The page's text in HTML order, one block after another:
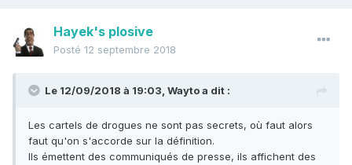
Hayek's plosive
Posté 12 septembre 2018
Le 12/09/2018 à 19:03, Waytoa dit :
Les cartels de drogues ne sont pas secrets, où faut alors
faut qu'on s'accorde sur la définition.
Ils émettent des communiqués de presse, ils affichent des